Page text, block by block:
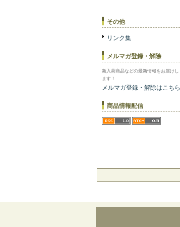
その他
リンク集
メルマガ登録・解除
新入荷商品などの最新情報をお届けし
ます！
メルマガ登録・解除はこちら
商品情報配信